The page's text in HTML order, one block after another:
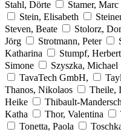
Stahl, Dörte
Stamer, Marc
Stein, Elisabeth
Steven, Beate
Stolorz,
Jörg
Strotmann, Peter
Katharina
Stumpf, Herbert
Simone
Szyszka, Michael
TavaTech GmbH,
Thanos, Nikolaos
Theile,
Heike
Thibault-
Katha
Thor, Valentina
Tonetta, Paola